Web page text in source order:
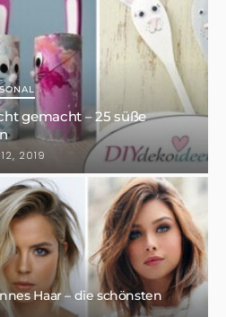
gemacht – 25 süße
12, 2019
Haar – die schönsten